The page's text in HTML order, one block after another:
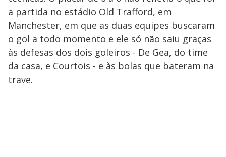
a partida no estádio Old Trafford, em
Manchester, em que as duas equipes buscaram
o gol a todo momento e ele só não saiu graças
às defesas dos dois goleiros - De Gea, do time
da casa, e Courtois - e às bolas que bateram na
trave.